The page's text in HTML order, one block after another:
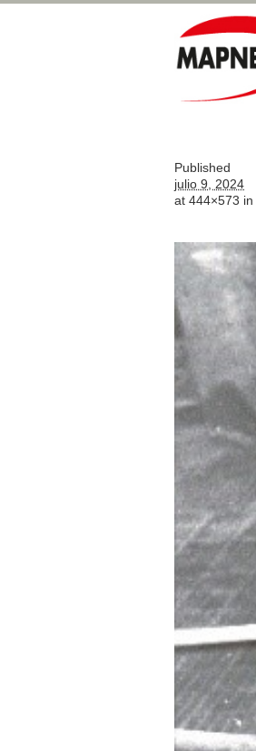
Published
julio 9, 2024
at 444×573 in